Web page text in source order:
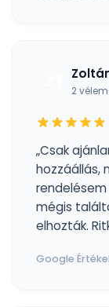
2
„Csak
hozzáállás,
mégis
elhozták.
Google